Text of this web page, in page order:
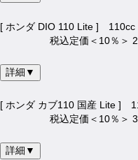
[ ホンダ DIO 110 Lite ]
税込定価＜10％＞
詳細▼
[ ホンダ カブ110 国産 Lite ]
税込定価＜10％＞
詳細▼